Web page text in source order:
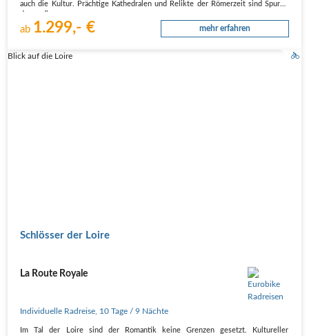
auch die Kultur. Prächtige Kathedralen und Relikte der Römerzeit sind Spuren
ab 1.299,- € mehr erfahren
Blick auf die Loire
Schlösser der Loire
La Route Royale
Individuelle Radreise 10 Tage / 9 Nächte
Im Tal der Loire sind der Romantik keine Grenzen gesetzt. Kultureller